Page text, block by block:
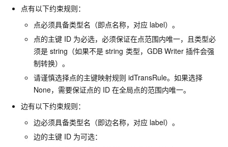
点有以下约束规则：
点必须具备类型名（即点名称，对应 label）。
点的主键 ID 为必选，必须保证在点范围内唯一，且类型必
须是 string（如果不是 string 类型，GDB Writer 插件会强
制转换）。
请谨慎选择点的主键映射规则 idTransRule。如果选择
None，需要保证点的 ID 在全局点的范围内唯一。
边有以下约束规则：
边必须具备类型名（即边名称，对应 label）。
边的主键 ID 为可选：